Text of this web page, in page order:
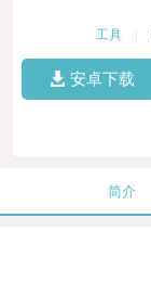
工具
安卓下载
简介